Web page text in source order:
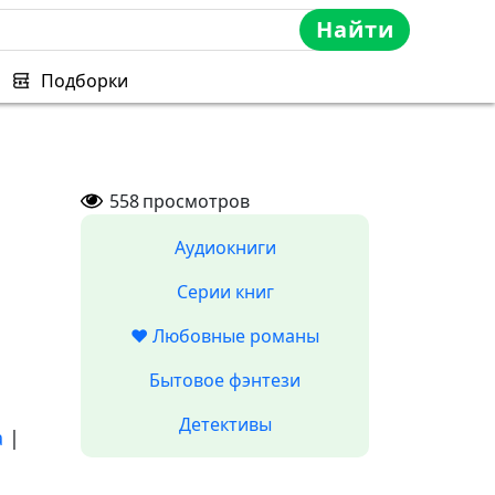
Найти
Подборки
|
558просмотров
Аудиокниги
Серии книг
❤️ Любовные романы
Бытовое фэнтези
Детективы